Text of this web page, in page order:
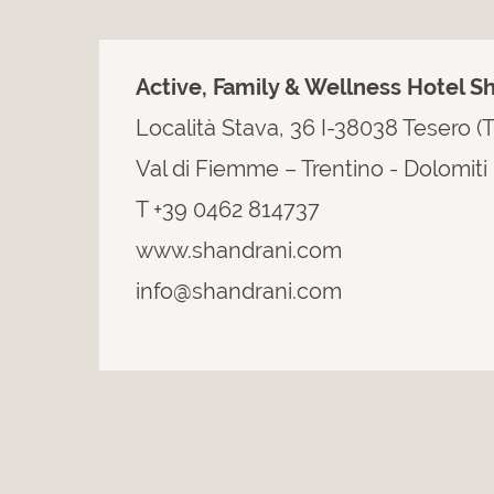
Active, Family & Wellness Hotel
Località Stava, 36 I-38038 Tesero
Val di Fiemme – Trentino - Dolomiti
T +39 0462 814737
www.shandrani.com
info@shandrani.com